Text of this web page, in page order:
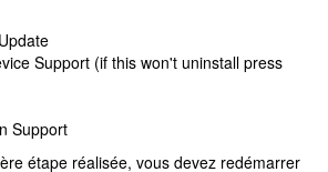
Rechercher
Support (if this won't uninstall press
Support
étape réalisée, vous devez redémarrer